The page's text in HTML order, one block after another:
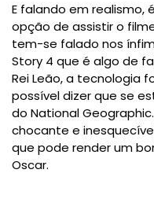
E falando em
opção de assistir o
tem-se falado nos
Story 4 que é algo de
Rei Leão, a tecnologia
possível dizer que se
do National
chocante e
que pode render um
Oscar.